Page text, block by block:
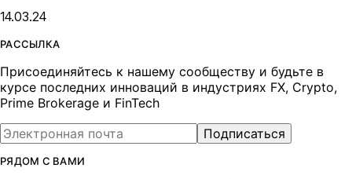
14.03.24
РАССЫЛКА
Присоединяйтесь к нашему сообществу и будьте в
курсе последних инноваций в индустриях FX, Crypto,
Prime Brokerage и FinTech
Подписаться
РЯДОМ С ВАМИ